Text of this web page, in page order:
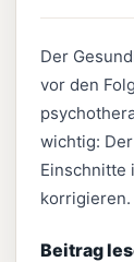
Der
vor den
wichtig:
Einschnitte
korrigieren.
Beitrag